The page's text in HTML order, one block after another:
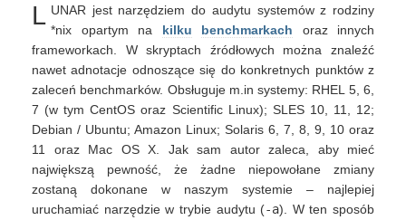
UNix
Auditing
and
L UNAR jest narzędziem do audytu systemów z rodziny
*nix opartym na kilku benchmarkach oraz innych
frameworkach. W skryptach źródłowych można znaleźć
nawet adnotacje odnoszące się do konkretnych punktów z
zaleceń benchmarków. Obsługuje m.in systemy: RHEL 5, 6,
7 (w tym CentOS oraz Scientific Linux); SLES 10, 11, 12;
Debian / Ubuntu; Amazon Linux; Solaris 6, 7, 8, 9, 10 oraz
11 oraz Mac OS X. Jak sam autor zaleca, aby mieć
największą pewność, że żadne niepowołane zmiany
zostaną dokonane w naszym systemie – najlepiej
uruchamiać narzędzie w trybie audytu (-a). W ten sposób